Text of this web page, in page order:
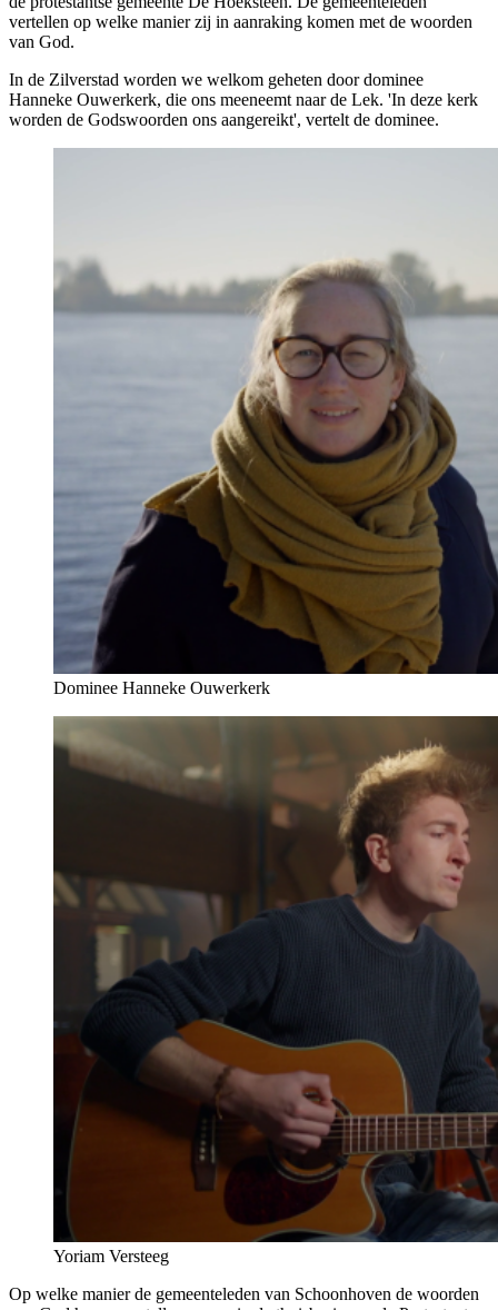
vertellen op welke manier zij in aanraking komen met de woorden
van God.
In de Zilverstad worden we welkom geheten door dominee
Hanneke Ouwerkerk, die ons meeneemt naar de Lek. 'In deze kerk
worden de Godswoorden ons aangereikt', vertelt de dominee.
Dominee Hanneke Ouwerkerk
Yoriam Versteeg
Op welke manier de gemeenteleden van Schoonhoven de woorden